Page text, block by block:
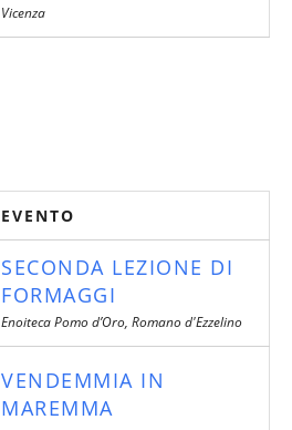
Vicenza
EVENTO
SECONDA LEZIONE DI
FORMAGGI
Enoiteca Pomo d’Oro, Romano d'Ezzelino
VENDEMMIA IN
MAREMMA